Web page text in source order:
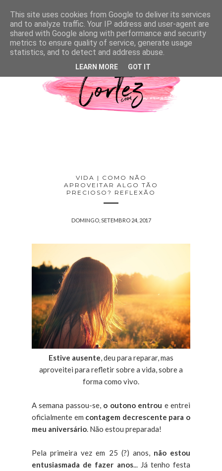
VIDA | COMO NÃO
APROVEITAR ALGO TÃO
PRECIOSO? REFLEXÃO
DOMINGO, SETEMBRO 24, 2017
Estive ausente, deu para reparar, mas
aproveitei para refletir sobre a vida, sobre a
forma como vivo.
A semana passou-se, o outono entrou e entrei
oficialmente em contagem decrescente para o
meu aniversário. Não estou preparada!
Pela primeira vez em 25 (?) anos, não estou
entusiasmada de fazer anos... Já tenho festa
This site uses cookies from Google to deliver its services
and to analyze traffic. Your IP address and user-agent are
shared with Google along with performance and security
metrics to ensure quality of service, generate usage
statistics, and to detect and address abuse.
LEARN MORE GOT IT